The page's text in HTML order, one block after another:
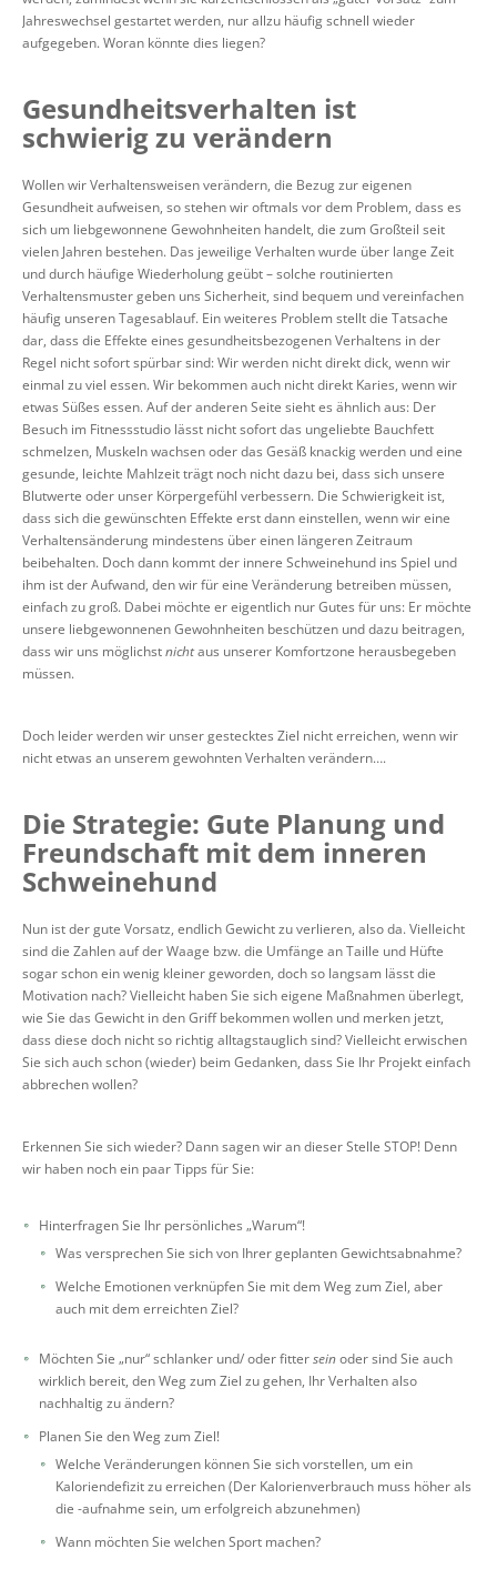
Jahreswechsel gestartet werden, nur allzu häufig schnell wieder
aufgegeben. Woran könnte dies liegen?
Gesundheitsverhalten ist
schwierig zu verändern
Wollen wir Verhaltensweisen verändern, die Bezug zur eigenen
Gesundheit aufweisen, so stehen wir oftmals vor dem Problem, dass es
sich um liebgewonnene Gewohnheiten handelt, die zum Großteil seit
vielen Jahren bestehen. Das jeweilige Verhalten wurde über lange Zeit
und durch häufige Wiederholung geübt – solche routinierten
Verhaltensmuster geben uns Sicherheit, sind bequem und vereinfachen
häufig unseren Tagesablauf. Ein weiteres Problem stellt die Tatsache
dar, dass die Effekte eines gesundheitsbezogenen Verhaltens in der
Regel nicht sofort spürbar sind: Wir werden nicht direkt dick, wenn wir
einmal zu viel essen. Wir bekommen auch nicht direkt Karies, wenn wir
etwas Süßes essen. Auf der anderen Seite sieht es ähnlich aus: Der
Besuch im Fitnessstudio lässt nicht sofort das ungeliebte Bauchfett
schmelzen, Muskeln wachsen oder das Gesäß knackig werden und eine
gesunde, leichte Mahlzeit trägt noch nicht dazu bei, dass sich unsere
Blutwerte oder unser Körpergefühl verbessern. Die Schwierigkeit ist,
dass sich die gewünschten Effekte erst dann einstellen, wenn wir eine
Verhaltensänderung mindestens über einen längeren Zeitraum
beibehalten. Doch dann kommt der innere Schweinehund ins Spiel und
ihm ist der Aufwand, den wir für eine Veränderung betreiben müssen,
einfach zu groß. Dabei möchte er eigentlich nur Gutes für uns: Er möchte
unsere liebgewonnenen Gewohnheiten beschützen und dazu beitragen,
dass wir uns möglichstnichtaus unserer Komfortzone herausbegeben
müssen.
Doch leider werden wir unser gestecktes Ziel nicht erreichen, wenn wir
nicht etwas an unserem gewohnten Verhalten verändern….
Die Strategie: Gute Planung und
Freundschaft mit dem inneren
Schweinehund
Nun ist der gute Vorsatz, endlich Gewicht zu verlieren, also da. Vielleicht
sind die Zahlen auf der Waage bzw. die Umfänge an Taille und Hüfte
sogar schon ein wenig kleiner geworden, doch so langsam lässt die
Motivation nach? Vielleicht haben Sie sich eigene Maßnahmen überlegt,
wie Sie das Gewicht in den Griff bekommen wollen und merken jetzt,
dass diese doch nicht so richtig alltagstauglich sind? Vielleicht erwischen
Sie sich auch schon (wieder) beim Gedanken, dass Sie Ihr Projekt einfach
abbrechen wollen?
Erkennen Sie sich wieder? Dann sagen wir an dieser Stelle STOP! Denn
wir haben noch ein paar Tipps für Sie:
Hinterfragen Sie Ihr persönliches „Warum“!
Was versprechen Sie sich von Ihrer geplanten Gewichtsabnahme?
Welche Emotionen verknüpfen Sie mit dem Weg zum Ziel, aber
auch mit dem erreichten Ziel?
Möchten Sie „nur“ schlanker und/ oder fitterseinoder sind Sie auch
wirklich bereit, den Weg zum Ziel zu gehen, Ihr Verhalten also
nachhaltig zu ändern?
Planen Sie den Weg zum Ziel!
Welche Veränderungen können Sie sich vorstellen, um ein
Kaloriendefizit zu erreichen (Der Kalorienverbrauch muss höher als
die -aufnahme sein, um erfolgreich abzunehmen)
Wann möchten Sie welchen Sport machen?